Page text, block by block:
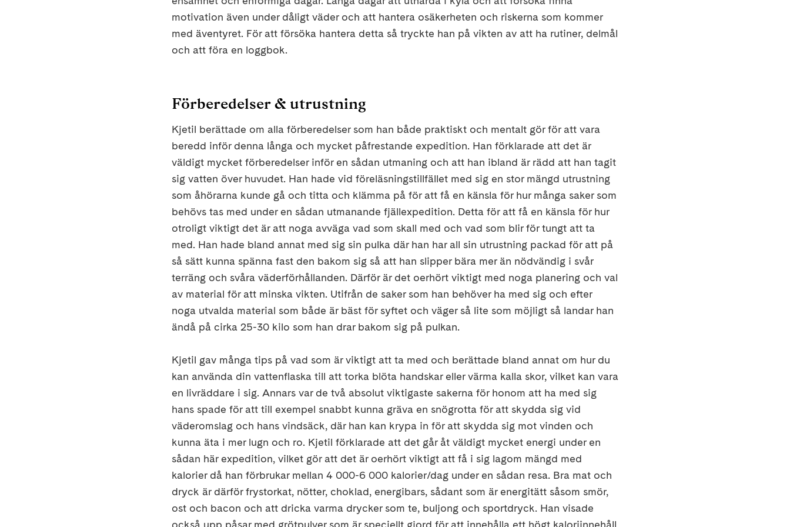
motivation även under dåligt väder och att hantera osäkerheten och riskerna som kommer
med äventyret. För att försöka hantera detta så tryckte han på vikten av att ha rutiner, delmål
och att föra en loggbok.
Förberedelser & utrustning
Kjetil berättade om alla förberedelser som han både praktiskt och mentalt gör för att vara
beredd inför denna långa och mycket påfrestande expedition. Han förklarade att det är
väldigt mycket förberedelser inför en sådan utmaning och att han ibland är rädd att han tagit
sig vatten över huvudet. Han hade vid föreläsningstillfället med sig en stor mängd utrustning
som åhörarna kunde gå och titta och klämma på för att få en känsla för hur många saker som
behövs tas med under en sådan utmanande fjällexpedition. Detta för att få en känsla för hur
otroligt viktigt det är att noga avväga vad som skall med och vad som blir för tungt att ta
med. Han hade bland annat med sig sin pulka där han har all sin utrustning packad för att på
så sätt kunna spänna fast den bakom sig så att han slipper bära mer än nödvändig i svår
terräng och svåra väderförhållanden. Därför är det oerhört viktigt med noga planering och val
av material för att minska vikten. Utifrån de saker som han behöver ha med sig och efter
noga utvalda material som både är bäst för syftet och väger så lite som möjligt så landar han
ändå på cirka 25-30 kilo som han drar bakom sig på pulkan.
Kjetil gav många tips på vad som är viktigt att ta med och berättade bland annat om hur du
kan använda din vattenflaska till att torka blöta handskar eller värma kalla skor, vilket kan vara
en livräddare i sig. Annars var de två absolut viktigaste sakerna för honom att ha med sig
hans spade för att till exempel snabbt kunna gräva en snögrotta för att skydda sig vid
väderomslag och hans vindsäck, där han kan krypa in för att skydda sig mot vinden och
kunna äta i mer lugn och ro. Kjetil förklarade att det går åt väldigt mycket energi under en
sådan här expedition, vilket gör att det är oerhört viktigt att få i sig lagom mängd med
kalorier då han förbrukar mellan 4 000-6 000 kalorier/dag under en sådan resa. Bra mat och
dryck är därför frystorkat, nötter, choklad, energibars, sådant som är energitätt såsom smör,
ost och bacon och att dricka varma drycker som te, buljong och sportdryck. Han visade
också upp påsar med grötpulver som är speciellt gjord för att innehålla ett högt kaloriinnehåll